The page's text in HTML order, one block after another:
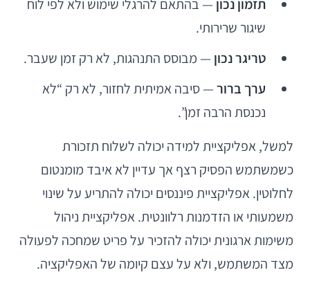
תזמון נכון — בהתאם להרגלי שימוש ולא לפי לוח
שיגור שרירותי.
טריגר נכון — מבוסס התנהגות, לא רק זמן שעבר.
ערך ברור— סיבה אמיתית לחזור, לא רק “לא
נכנסת הרבה זמן”.
למשל, אפליקציית למידה יכולה לשלוח תזכורת
כשמשתמש הפסיק רצף אך עדיין לא איבד מומנטום
לחלוטין. אפליקציית פיננסים יכולה להתריע על שינוי
משמעותי או הזדמנות רלוונטית. אפליקציית ניהול
משימות ארגונית יכולה להזכיר על פריט שמחכה לפעולה
מצד המשתמש, ולא על עצם קיומה של האפליקציה.